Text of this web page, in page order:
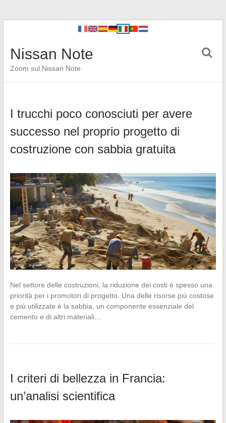
Nissan Note
Zoom sul Nissan Note
I trucchi poco conosciuti per avere
successo nel proprio progetto di
costruzione con sabbia gratuita
Nel settore delle costruzioni, la riduzione dei costi è spesso una
priorità per i promotori di progetto. Una delle risorse più costose
e più utilizzate è la sabbia, un componente essenziale del
cemento e di altri materiali…
I criteri di bellezza in Francia:
un’analisi scientifica